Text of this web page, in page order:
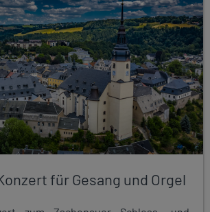
für Gesang und Orgel